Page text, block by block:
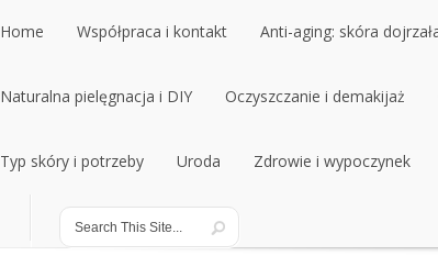
Home
Home
Współpraca i kontakt
Współpraca i kontakt
Anti-aging: skóra
Anti-aging: skóra
Naturalna pielęgnacja i DIY
Naturalna pielęgnacja i DIY
Oczyszczanie i demakijaż
Oczyszczanie i demakijaż
Typ skóry i potrzeby
Typ skóry i potrzeby
Uroda
Uroda
Zdrowie i wypoczynek